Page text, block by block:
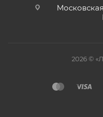
2026 ©